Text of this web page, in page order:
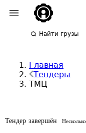
Найти грузы
Главная
Тендеры
ТМЦ
Тендер завершён